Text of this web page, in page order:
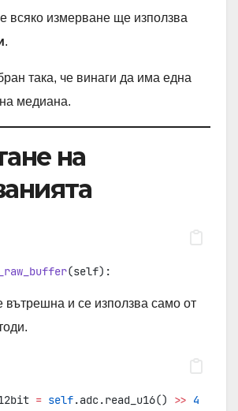
всяко измерване ще използва
.
така, че винаги да има една
медиана.
на
(self):
вътрешна и се използва само от
= self.adc.read_u16() >> 4